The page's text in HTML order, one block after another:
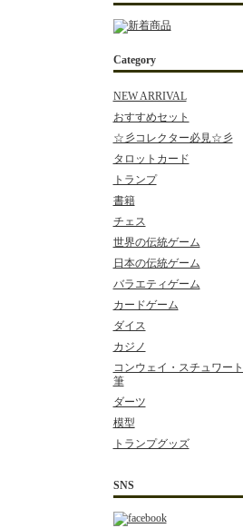
Category
NEW ARRIVAL
おすすめセット
☆彡コレクター必見☆彡
タロットカード
トランプ
書籍
チェス
世界の伝統ゲーム
日本の伝統ゲーム
バラエティゲーム
カードゲーム
ダイス
カジノ
コンウェイ・スチュワー
筆
ダーツ
模型
トランプグッズ
SNS